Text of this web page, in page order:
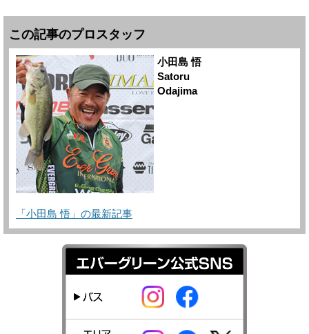
この記事のプロスタッフ
小田島 悟
Satoru
Odajima
「小田島 悟」の最新記事